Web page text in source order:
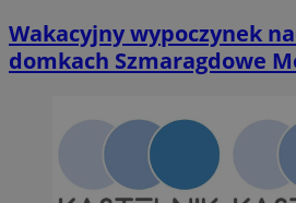
Wakacyjny wypoczynek
domkach Szmaragdowe